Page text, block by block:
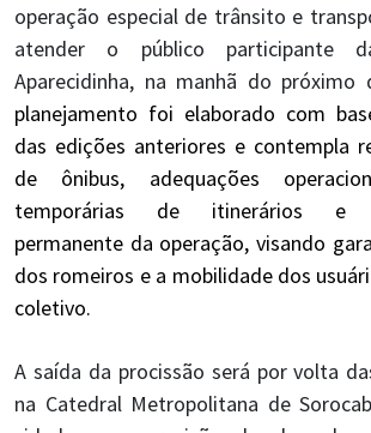
operação especial de trânsito e
atender o público participante
Aparecidinha, na manhã do próximo
planejamento foi elaborado com
das edições anteriores e contempla
de ônibus, adequações
temporárias de itinerários e
permanente da operação, visando
dos romeiros e a mobilidade dos
coletivo.
A saída da procissão será por volta
na Catedral Metropolitana de